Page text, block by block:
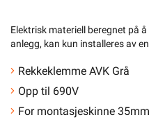
Elektrisk materiell beregnet på
anlegg, kan kun installeres av
Rekkeklemme AVK Grå
Opp til 690V
For montasjeskinne 35mm